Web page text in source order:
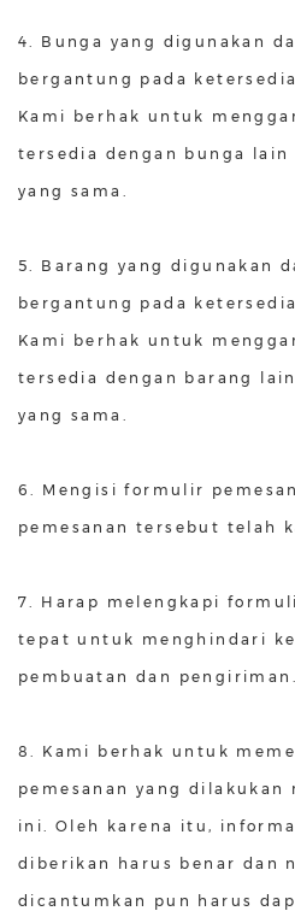
4. Bunga yang digunakan
bergantung pada
Kami berhak untuk
tersedia dengan bunga
yang sama.
5. Barang yang digunakan
bergantung pada
Kami berhak untuk
tersedia dengan barang
yang sama.
6. Mengisi formulir
pemesanan tersebut telah
7. Harap melengkapi
tepat untuk menghindari
pembuatan dan pengiriman.
8. Kami berhak untuk
pemesanan yang
ini. Oleh karena itu,
diberikan harus benar dan
dicantumkan pun harus